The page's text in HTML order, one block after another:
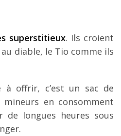
superstitieux. Ils croient
diable, le Tio comme ils
à offrir, c’est un sac de
en consomment
de longues heures sous